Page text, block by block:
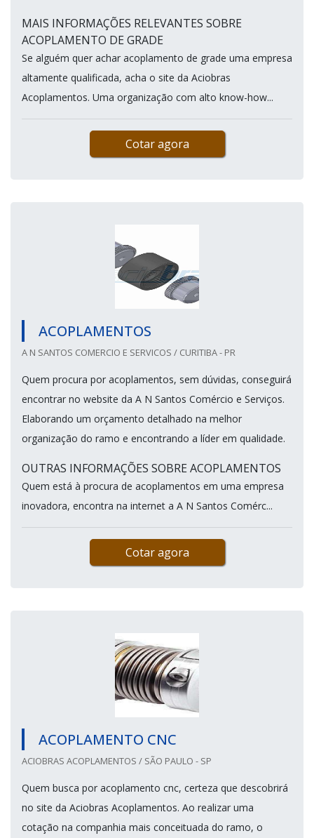
MAIS INFORMAÇÕES RELEVANTES SOBRE
ACOPLAMENTO DE GRADE
Se alguém quer achar acoplamento de grade uma empresa
altamente qualificada, acha o site da Aciobras
Acoplamentos. Uma organização com alto know-how...
Cotar agora
ACOPLAMENTOS
A N SANTOS COMERCIO E SERVICOS / CURITIBA - PR
Quem procura por acoplamentos, sem dúvidas, conseguirá
encontrar no website da A N Santos Comércio e Serviços.
Elaborando um orçamento detalhado na melhor
organização do ramo e encontrando a líder em qualidade.
OUTRAS INFORMAÇÕES SOBRE ACOPLAMENTOS
Quem está à procura de acoplamentos em uma empresa
inovadora, encontra na internet a A N Santos Comérc...
Cotar agora
ACOPLAMENTO CNC
ACIOBRAS ACOPLAMENTOS / SÃO PAULO - SP
Quem busca por acoplamento cnc, certeza que descobrirá
no site da Aciobras Acoplamentos. Ao realizar uma
cotação na companhia mais conceituada do ramo, o